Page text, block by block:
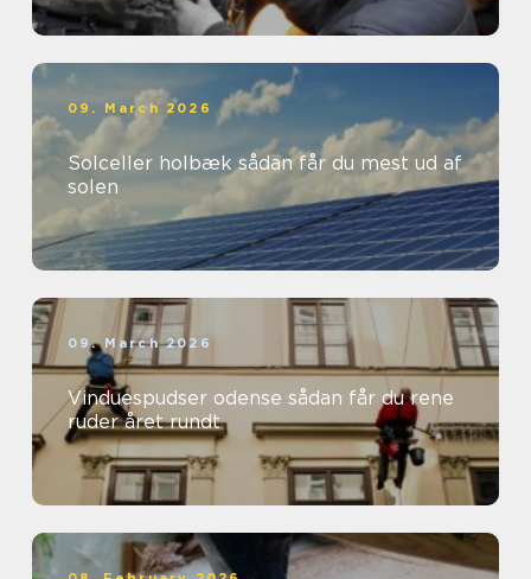
09. March 2026
Solceller holbæk sådan får du mest ud af
solen
09. March 2026
Vinduespudser odense sådan får du rene
ruder året rundt